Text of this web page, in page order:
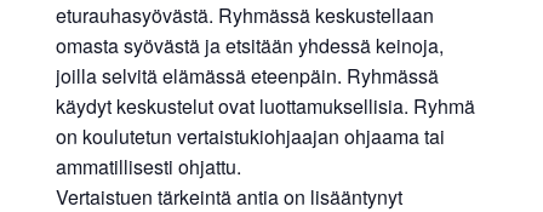
eturauhasyövästä. Ryhmässä keskustellaan
omasta syövästä ja etsitään yhdessä keinoja,
joilla selvitä elämässä eteenpäin. Ryhmässä
käydyt keskustelut ovat luottamuksellisia. Ryhmä
on koulutetun vertaistukiohjaajan ohjaama tai
ammatillisesti ohjattu.
Vertaistuen tärkeintä antia on lisääntynyt